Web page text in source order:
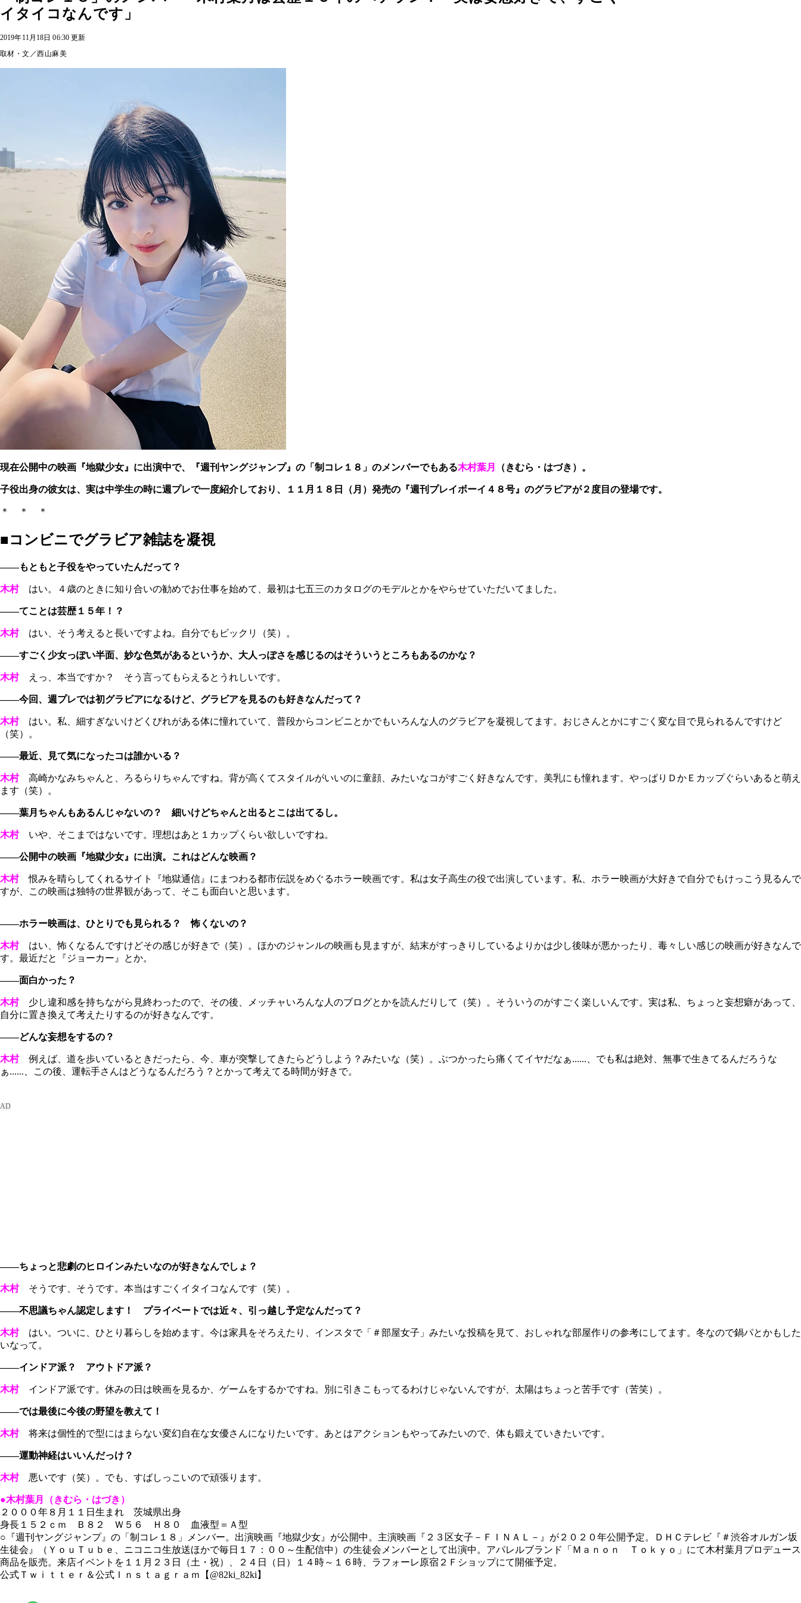
イタイコなんです」
2019年11月18日 06:30 更新
取材・文／西山麻美
現在公開中の映画『地獄少女』に出演中で、『週刊ヤングジャンプ』の「制コレ１８」のメンバーでもある木村葉月 （きむら・はづき）。
子役出身の彼女は、実は中学生の時に週プレで一度紹介しており、１１月１８日（月）発売の『週刊プレイボーイ４８号』のグラビアが２度目の登場です。
＊ ＊ ＊
■コンビニでグラビア雑誌を凝視
――もともと子役をやっていたんだって？
木村はい。４歳のときに知り合いの勧めでお仕事を始めて、最初は七五三のカタログのモデルとかをやらせていただいてました。
――てことは芸歴１５年！？
木村はい、そう考えると長いですよね。自分でもビックリ（笑）。
――すごく少女っぽい半面、妙な色気があるというか、大人っぽさを感じるのはそういうところもあるのかな？
木村えっ、本当ですか？ そう言ってもらえるとうれしいです。
――今回、週プレでは初グラビアになるけど、グラビアを見るのも好きなんだって？
木村はい。私、細すぎないけどくびれがある体に憧れていて、普段からコンビニとかでもいろんな人のグラビアを凝視してます。おじさんとかにすごく変な目で見られるんですけど
（笑）。
――最近、見て気になったコは誰かいる？
木村高崎かなみちゃんと、ろるらりちゃんですね。背が高くてスタイルがいいのに童顔、みたいなコがすごく好きなんです。美乳にも憧れます。やっぱりＤかＥカップぐらいあると萌え
ます（笑）。
――葉月ちゃんもあるんじゃないの？ 細いけどちゃんと出るとこは出てるし。
木村いや、そこまではないです。理想はあと１カップくらい欲しいですね。
――公開中の映画『地獄少女』に出演。これはどんな映画？
木村恨みを晴らしてくれるサイト『地獄通信』にまつわる都市伝説をめぐるホラー映画です。私は女子高生の役で出演しています。私、ホラー映画が大好きで自分でもけっこう見るんで
すが、この映画は独特の世界観があって、そこも面白いと思います。
――ホラー映画は、ひとりでも見られる？ 怖くないの？
木村はい、怖くなるんですけどその感じが好きで（笑）。ほかのジャンルの映画も見ますが、結末がすっきりしているよりかは少し後味が悪かったり、毒々しい感じの映画が好きなんで
す。最近だと『ジョーカー』とか。
――面白かった？
木村少し違和感を持ちながら見終わったので、その後、メッチャいろんな人のブログとかを読んだりして（笑）。そういうのがすごく楽しいんです。実は私、ちょっと妄想癖があって、
自分に置き換えて考えたりするのが好きなんです。
――どんな妄想をするの？
木村例えば、道を歩いているときだったら、今、車が突撃してきたらどうしよう？みたいな（笑）。ぶつかったら痛くてイヤだなぁ......、でも私は絶対、無事で生きてるんだろうな
ぁ......、この後、運転手さんはどうなるんだろう？とかって考えてる時間が好きで。
――ちょっと悲劇のヒロインみたいなのが好きなんでしょ？
木村そうです、そうです。本当はすごくイタイコなんです（笑）。
――不思議ちゃん認定します！ プライベートでは近々、引っ越し予定なんだって？
木村はい。ついに、ひとり暮らしを始めます。今は家具をそろえたり、インスタで「＃部屋女子」みたいな投稿を見て、おしゃれな部屋作りの参考にしてます。冬なので鍋パとかもした
いなって。
――インドア派？ アウトドア派？
木村インドア派です。休みの日は映画を見るか、ゲームをするかですね。別に引きこもってるわけじゃないんですが、太陽はちょっと苦手です（苦笑）。
――では最後に今後の野望を教えて！
木村将来は個性的で型にはまらない変幻自在な女優さんになりたいです。あとはアクションもやってみたいので、体も鍛えていきたいです。
――運動神経はいいんだっけ？
木村悪いです（笑）。でも、すばしっこいので頑張ります。
●木村葉月（きむら・はづき）
２０００年８月１１日生まれ 茨城県出身
身長１５２ｃｍ Ｂ８２ Ｗ５６ Ｈ８０ 血液型＝Ａ型
○『週刊ヤングジャンプ』の「制コレ１８」メンバー。出演映画『地獄少女』が公開中。主演映画『２３区女子－ＦＩＮＡＬ－』が２０２０年公開予定。ＤＨＣテレビ『＃渋谷オルガン坂
生徒会』（ＹｏｕＴｕｂｅ、ニコニコ生放送ほかで毎日１７：００～生配信中）の生徒会メンバーとして出演中。アパレルブランド「Ｍａｎｏｎ Ｔｏｋｙｏ」にて木村葉月プロデュース
商品を販売。来店イベントを１１月２３日（土・祝）、２４日（日）１４時～１６時、ラフォーレ原宿２Ｆショップにて開催予定。
公式Ｔｗｉｔｔｅｒ＆公式Ｉｎｓｔａｇｒａｍ【@82ki_82ki】